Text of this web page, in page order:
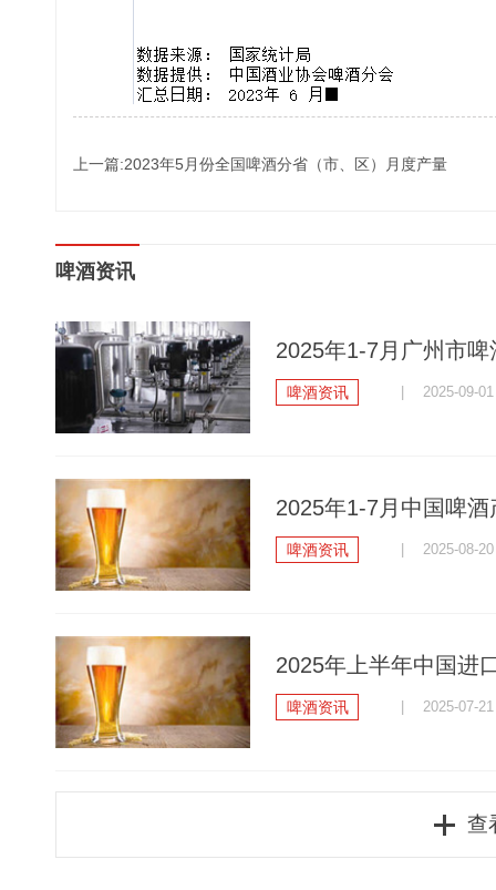
上一篇:2023年5月份全国啤酒分省（市、区）月度产量
啤酒资讯
2025年1-7月广州市
啤酒资讯 | 2025-09-01
2025年1-7月中国啤
啤酒资讯 | 2025-08-20
2025年上半年中国进
啤酒资讯 | 2025-07-21
查